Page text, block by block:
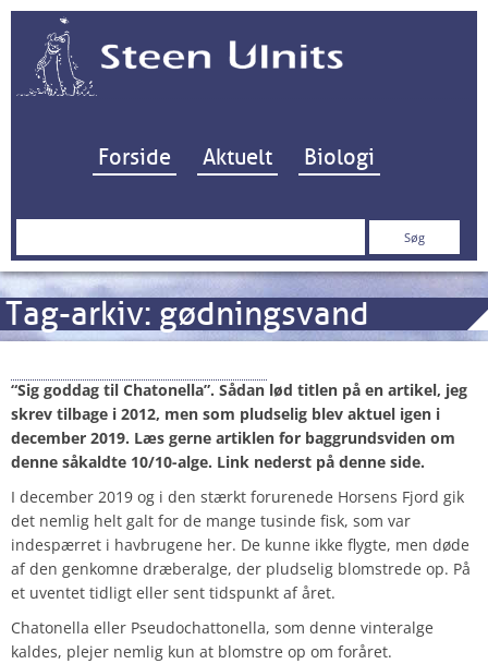
Hop til indhold
Forside Aktuelt Biologi
Søg
Tag-arkiv: gødningsvand
“Sig goddag til Chatonella”. Sådan lød titlen på en artikel, jeg
skrev tilbage i 2012, men som pludselig blev aktuel igen i
december 2019. Læs gerne artiklen for baggrundsviden om
denne såkaldte 10/10-alge. Link nederst på denne side.
I december 2019 og i den stærkt forurenede Horsens Fjord gik
det nemlig helt galt for de mange tusinde fisk, som var
indespærret i havbrugene her. De kunne ikke flygte, men døde
af den genkomne dræberalge, der pludselig blomstrede op. På
et uventet tidligt eller sent tidspunkt af året.
Chatonella eller Pseudochattonella, som denne vinteralge
kaldes, plejer nemlig kun at blomstre op om foråret.